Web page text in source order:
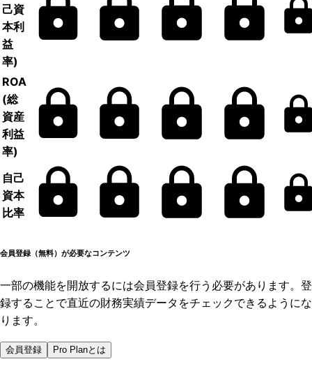
己資
本利
益
率)
ROA
(総
資産
利益
率)
自己
資本
比率
会員登録（無料）が必要なコンテンツ
一部の機能を開放するには会員登録を行う必要があります。登
録することで直近の財務実績データをチェックできるようにな
ります。
会員登録 Pro Planとは